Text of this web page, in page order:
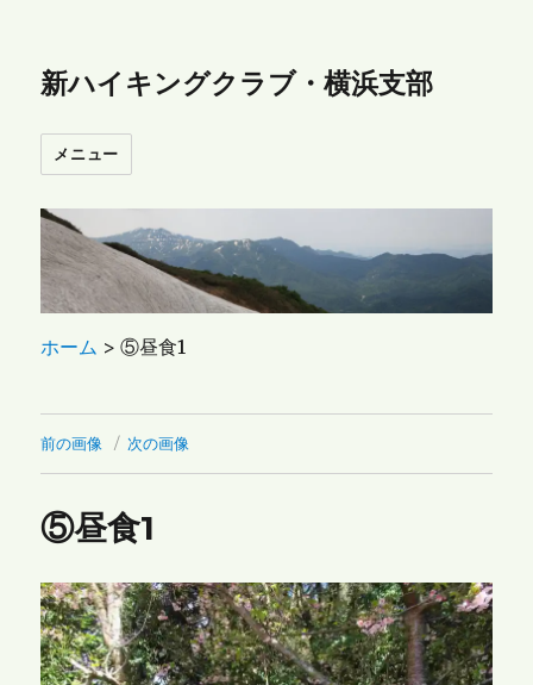
新ハイキングクラブ・横浜支部
メニュー
ホーム >⑤昼食1
前の画像 次の画像
⑤昼食1